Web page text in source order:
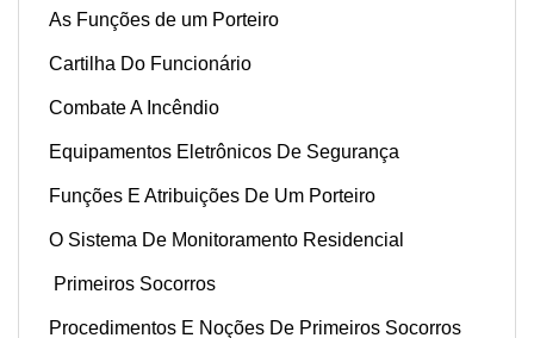
As Funções de um Porteiro
Cartilha Do Funcionário
Combate A Incêndio
Equipamentos Eletrônicos De Segurança
Funções E Atribuições De Um Porteiro
O Sistema De Monitoramento Residencial
Primeiros Socorros
Procedimentos E Noções De Primeiros Socorros